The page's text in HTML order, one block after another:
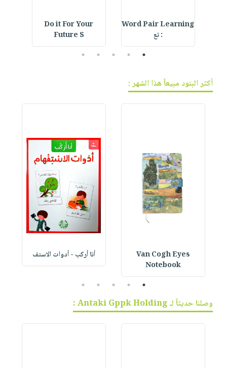
Word Pair Learning
: تع
Do it For Your
Future S
1
2
3
4
5
أكثر البنود مبيعاً هذا الشهر :
Van Cogh Eyes
Notebook
أنا أركب - أدوات الاستف
1
2
3
4
5
وصلنا حديثاً لـ Antaki Gppk Holding :